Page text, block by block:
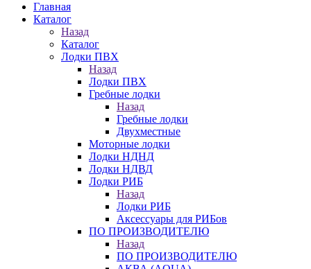
Главная
Каталог
Назад
Каталог
Лодки ПВХ
Назад
Лодки ПВХ
Гребные лодки
Назад
Гребные лодки
Двухместные
Моторные лодки
Лодки НДНД
Лодки НДВД
Лодки РИБ
Назад
Лодки РИБ
Аксессуары для РИБов
ПО ПРОИЗВОДИТЕЛЮ
Назад
ПО ПРОИЗВОДИТЕЛЮ